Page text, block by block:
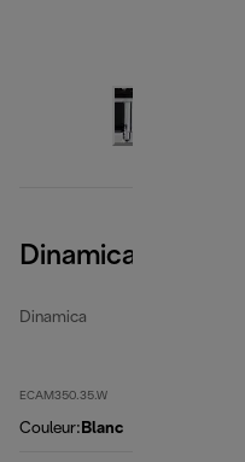
Dinamica, White
Dinamica
ECAM350.35.W
Couleur: Blanc